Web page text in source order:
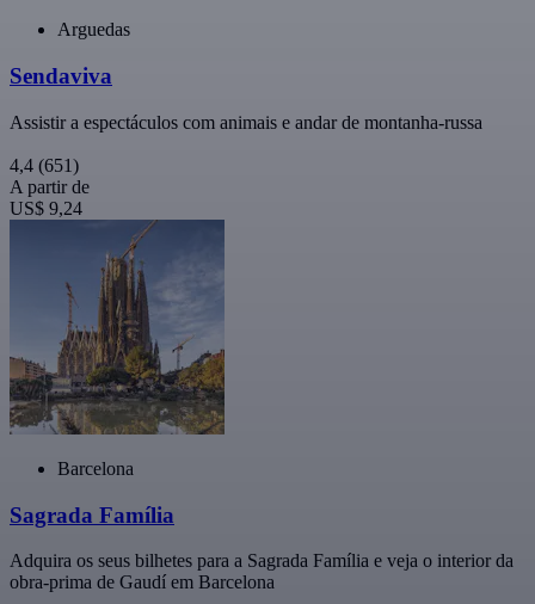
Arguedas
Sendaviva
Assistir a espectáculos com animais e andar de montanha-russa
4,4 (651)
A partir de
US$ 9,24
Barcelona
Sagrada Família
Adquira os seus bilhetes para a Sagrada Família e veja o interior da
obra-prima de Gaudí em Barcelona